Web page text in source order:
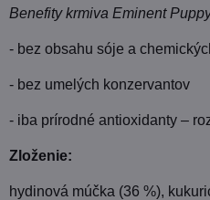
Benefity krmiva Eminent
- bez obsahu sóje a
- bez umelých konzervantov
- iba prírodné antioxidanty –
Zloženie:
hydinová múčka (36 %),